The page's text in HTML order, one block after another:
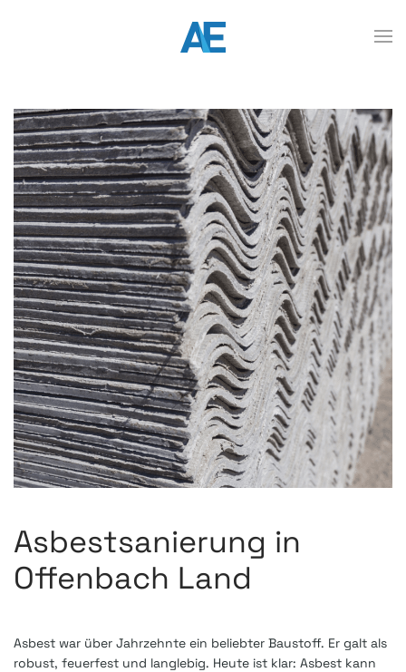
Asbestsanierung in
Offenbach Land
Asbest war über Jahrzehnte ein beliebter Baustoff. Er galt als
robust, feuerfest und langlebig. Heute ist klar: Asbest kann